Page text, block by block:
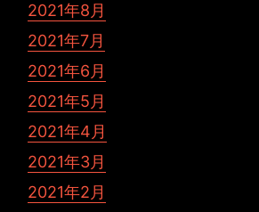
2021年8月
2021年7月
2021年6月
2021年5月
2021年4月
2021年3月
2021年2月